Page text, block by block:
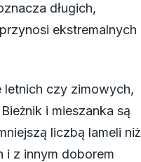
długich,
ekstremalnych
letnich czy zimowych,
i mieszanka są
liczbą lameli niż
z innym doborem